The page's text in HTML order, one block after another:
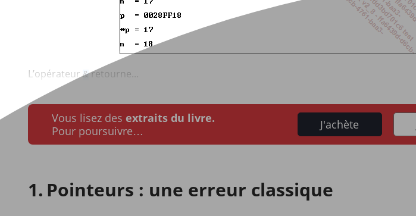
L’opérateur&retourne...
Vous lisez des extraits du livre.
Pour poursuivre…
J'achète
Pointeurs : une erreur classique